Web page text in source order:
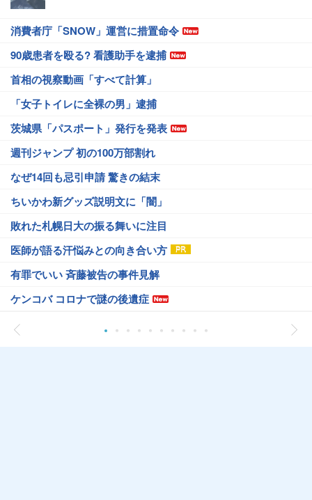
消費者庁「SNOW」運営に措置命令
90歳患者を殴る? 看護助手を逮捕
首相の視察動画「すべて計算」
「女子トイレに全裸の男」逮捕
茨城県「パスポート」発行を発表
週刊ジャンプ 初の100万部割れ
なぜ14回も忌引申請 驚きの結末
ちいかわ新グッズ説明文に「闇」
敗れた札幌日大の振る舞いに注目
医師が語る汗悩みとの向き合い方
有罪でいい 斉藤被告の事件見解
ケンコバ コロナで謎の後遺症